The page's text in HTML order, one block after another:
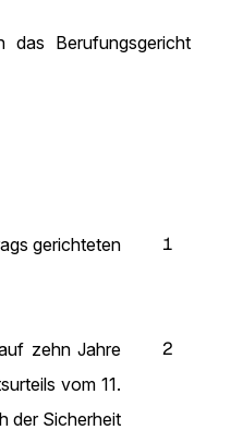
Berufungsgericht
1
gerichteten
2
zehn Jahre
vom 11.
der Sicherheit